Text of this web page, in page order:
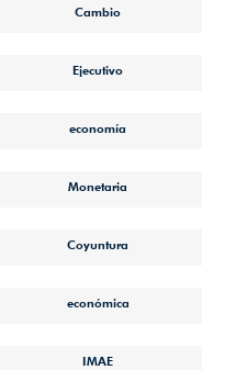
Cambio
Ejecutivo
economía
Monetaria
Coyuntura
económica
IMAE